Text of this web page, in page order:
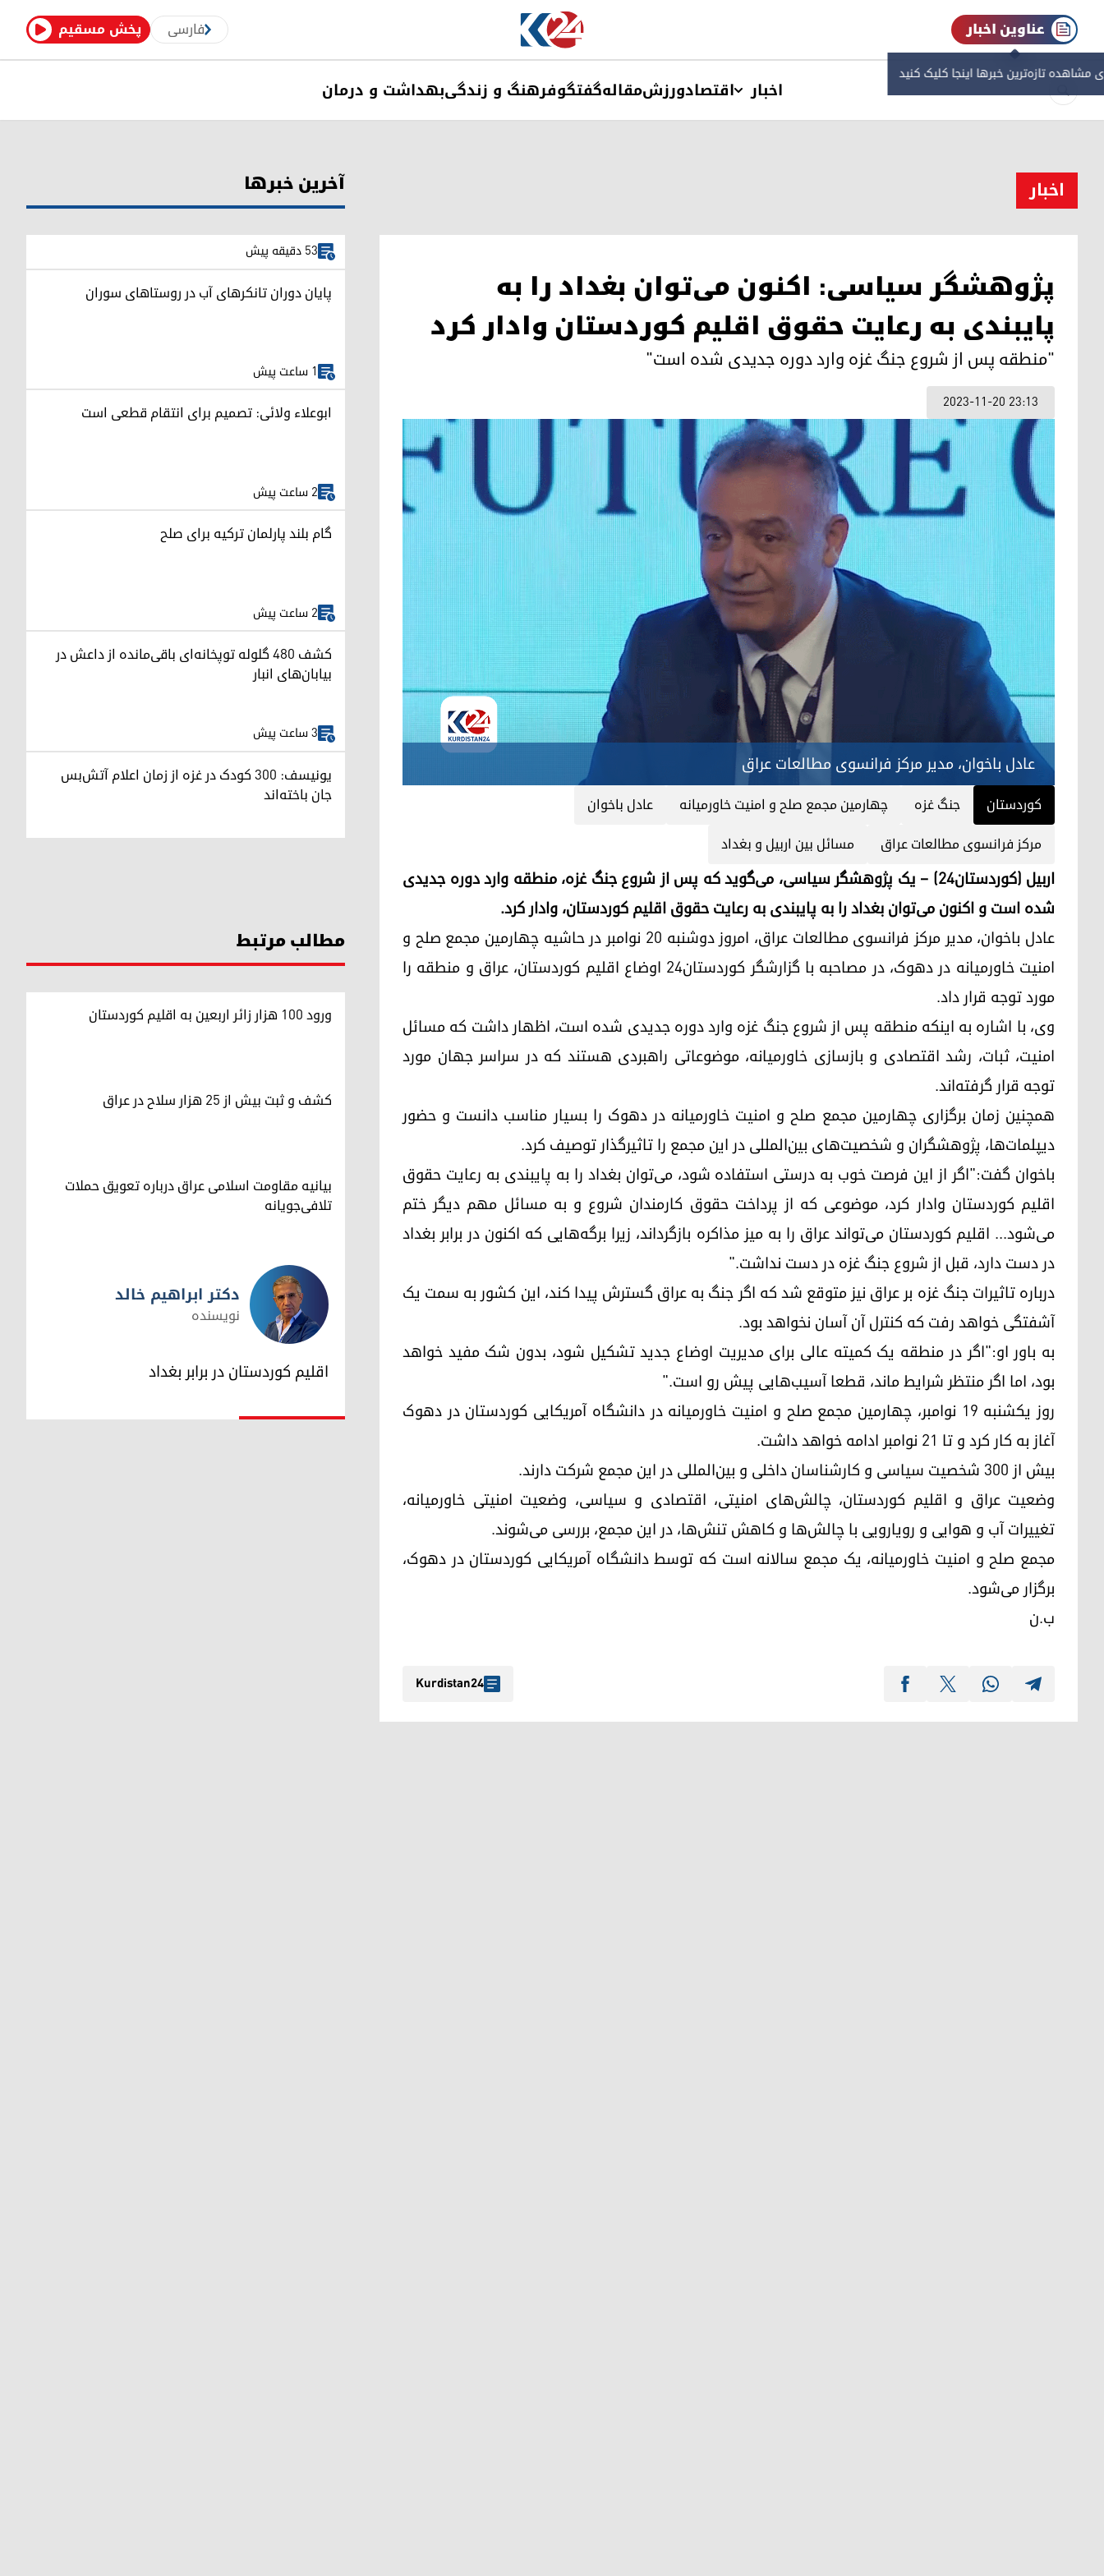
پخش مسقیم فارسی عناوین اخبار
مشاهده‌ تازه‌ترین خبرها اینجا کلیک کنید
اخبار اقتصادورزشمقالهگفتگوفرهنگ و زندگیبهداشت و درمان
اخبار
پژوهشگر سیاسی: اکنون می‌توان بغداد را به
پایبندی به رعایت حقوق اقلیم کوردستان وادار کرد
"منطقه پس از شروع جنگ غزه وارد دوره جدیدی شده است"
2023-11-20 23:13
عادل باخوان، مدیر مرکز فرانسوی مطالعات عراق
کوردستان جنگ غزه چهارمین مجمع صلح و امنیت خاورمیانه
عادل باخوان
مرکز فرانسوی مطالعات عراق
مسائل بین اربیل و بغداد
اربیل (کوردستان٢٤) – یک پژوهشگر سیاسی، می‌گوید که پس از شروع جنگ غزه، منطقه وارد دوره جدیدی
شده است و اکنون می‌توان بغداد را به پایبندی به رعایت حقوق اقلیم کوردستان، وادار کرد.
عادل باخوان، مدیر مرکز فرانسوی مطالعات عراق، امروز دوشنبه ٢٠ نوامبر در حاشیه چهارمین مجمع صلح و
امنیت خاورمیانه در دهوک، در مصاحبه با گزارشگر کوردستان٢٤ اوضاع اقلیم کوردستان، عراق و منطقه را
مورد توجه قرار داد.
وی، با اشاره به اینکه منطقه پس از شروع جنگ غزه وارد دوره جدیدی شده است، اظهار داشت که مسائل
امنیت، ثبات، رشد اقتصادی و بازسازی خاورمیانه، موضوعاتی راهبردی هستند که در سراسر جهان مورد
توجه قرار گرفته‌اند.
همچنین زمان برگزاری چهارمین مجمع صلح و امنیت خاورمیانه در دهوک را بسیار مناسب دانست و حضور
دیپلمات‌ها، پژوهشگران و شخصیت‌های بین‌المللی در این مجمع را تاثیرگذار توصیف کرد.
باخوان گفت:"اگر از این فرصت خوب به درستی استفاده شود، می‌توان بغداد را به پایبندی به رعایت حقوق
اقلیم کوردستان وادار کرد، موضوعی که از پرداخت حقوق کارمندان شروع و به مسائل مهم دیگر ختم
می‌شود... اقلیم کوردستان می‌تواند عراق را به میز مذاکره بازگرداند، زیرا برگه‌هایی که اکنون در برابر بغداد
در دست دارد، قبل از شروع جنگ غزه در دست نداشت."
درباره تاثیرات جنگ غزه بر عراق نیز متوقع شد که اگر جنگ به عراق گسترش پیدا کند، این کشور به سمت یک
آشفتگی خواهد رفت که کنترل آن آسان نخواهد بود.
به باور او:"اگر در منطقه یک کمیته عالی برای مدیریت اوضاع جدید تشکیل شود، بدون شک مفید خواهد
بود، اما اگر منتظر شرایط ماند، قطعا آسیب‌هایی پیش رو است."
روز یکشنبه ١٩ نوامبر، چهارمین مجمع صلح و امنیت خاورمیانه در دانشگاه آمریکایی کوردستان در دهوک
آغاز به کار کرد و تا ٢١ نوامبر ادامه خواهد داشت.
بیش از ٣٠٠ شخصیت سیاسی و کارشناسان داخلی و بین‌المللی در این مجمع شرکت دارند.
وضعیت عراق و اقلیم کوردستان، چالش‌های امنیتی، اقتصادی و سیاسی، وضعیت امنیتی خاورمیانه،
تغییرات آب و هوایی و رویارویی با چالش‌‌ها و کاهش تنش‌ها، در این مجمع، بررسی می‌شوند.
مجمع صلح و امنیت خاورمیانه، یک مجمع سالانه است که توسط دانشگاه آمریکایی کوردستان در دهوک،
برگزار می‌شود.
ب.ن
Kurdistan24
آخرین خبرها
53 دقیقه پیش
پایان دوران تانکرهای آب در روستاهای سوران
1 ساعت پیش
ابوعلاء ولائی: تصمیم برای انتقام قطعی است
2 ساعت پیش
گام بلند پارلمان ترکیه برای صلح
2 ساعت پیش
کشف ۴۸۰ گلوله توپخانه‌ای باقی‌مانده از داعش در
بیابان‌های انبار
3 ساعت پیش
یونیسف: ۳۰۰ کودک در غزه از زمان اعلام آتش‌بس
جان باخته‌اند
مطالب مرتبط
ورود ۱۰۰ هزار زائر اربعین به اقلیم کوردستان
کشف و ثبت بیش از ۲۵ هزار سلاح در عراق
بیانیه مقاومت اسلامی عراق درباره تعویق حملات
تلافی‌جویانه
دکتر ابراهیم خالد
دکتر ابراهیم خالد
نویسنده
اقلیم کوردستان در برابر بغداد